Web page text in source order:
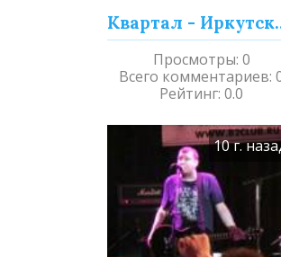
Квартал -
Просмотры: 0
Всего комментариев:
Рейтинг:0.0
10 г.